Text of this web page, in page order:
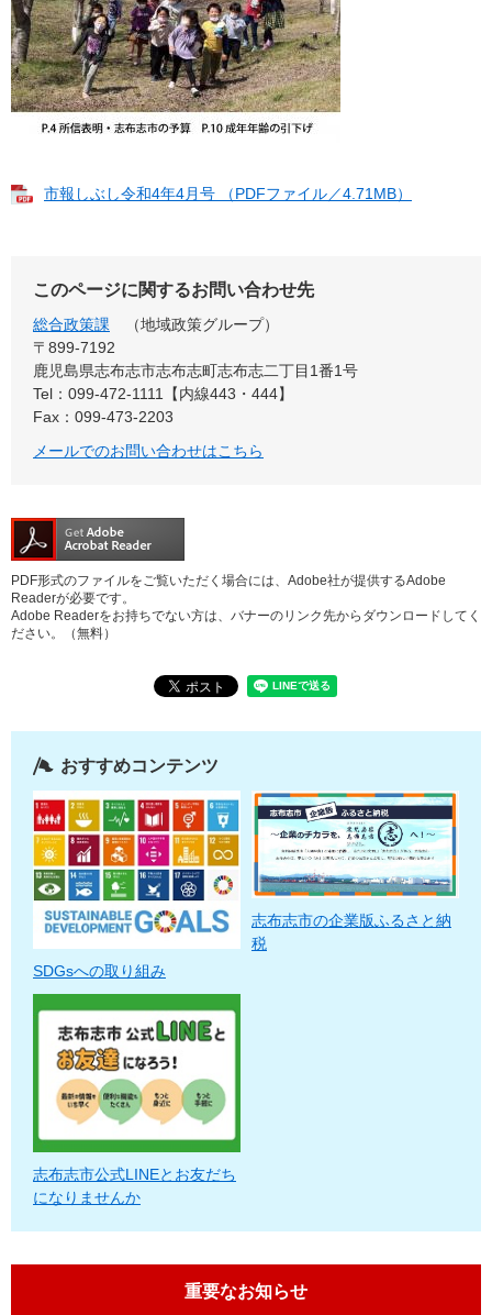
市報しぶし令和4年4月号 （PDFファイル／4.71MB）
このページに関するお問い合わせ先
総合政策課
地域政策グループ
〒899‐7192
鹿児島県志布志市志布志町志布志二丁目1番1号
Tel：099-472-1111【内線443・444】
Fax：099-473-2203
メールでのお問い合わせはこちら
PDF形式のファイルをご覧いただく場合には、Adobe社が提供するAdobe
Readerが必要です。
Adobe Readerをお持ちでない方は、バナーのリンク先からダウンロードしてく
ださい。（無料）
おすすめコンテンツ
SDGsへの取り組み
志布志市の企業版ふるさと納
税
志布志市公式LINEとお友だち
になりませんか
重要なお知らせ